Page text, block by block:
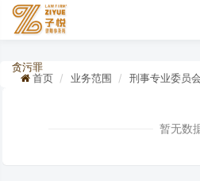
贪污罪
首页
业务范围 刑事专业委员会
暂无数